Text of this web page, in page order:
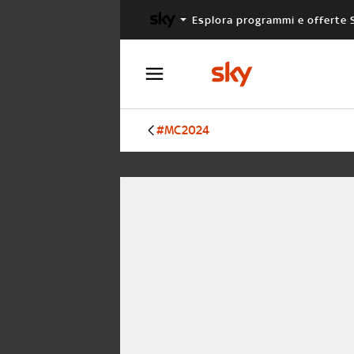
Esplora programmi e offerte
#MC2024